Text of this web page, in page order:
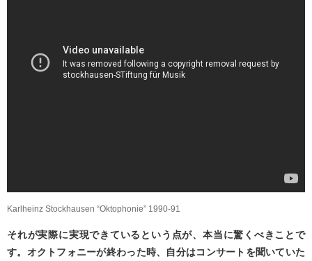
Karlheinz Stockhausen “Oktophonie” 1990-91
それが実際に実現できているという点が、本当に驚くべきことで
す。オクトフォニーが終わった時、自分はコンサートを聞いていた